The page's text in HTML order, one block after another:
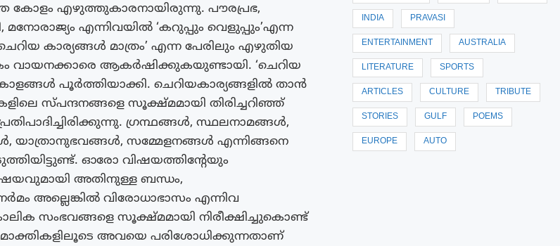
കോളം എഴുത്തുകാരനായിരുന്നു. പൗരപ്രഭ,
എന്നിവയിൽ ‘കറുപ്പും വെളുപ്പും’എന്ന
കാര്യങ്ങൾ മാത്രം’ എന്ന പേരിലും എഴുതിയ
വായനക്കാരെ ആകർഷിക്കുകയുണ്ടായി. ‘ചെറിയ
കോളങ്ങൾ പൂർത്തിയാക്കി. ചെറിയകാര്യങ്ങളിൽ താൻ
സ്പന്ദനങ്ങളെ സൂക്ഷ്മമായി തിരിച്ചറിഞ്ഞ്
ഗ്രന്ഥങ്ങൾ, സ്ഥലനാമങ്ങൾ,
സമ്മേളനങ്ങൾ എന്നിങ്ങനെ
ഓരോ വിഷയത്തിന്റേയും
അതിനുള്ള ബന്ധം,
അല്ലെങ്കിൽ വിരോധാഭാസം എന്നിവ
സംഭവങ്ങളെ സൂക്ഷ്മമായി നിരീക്ഷിച്ചുകൊണ്ട്
അവയെ പരിശോധിക്കുന്നതാണ്
INDIA PRAVASI
ENTERTAINMENT AUSTRALIA
LITERATURE SPORTS
ARTICLES CULTURE TRIBUTE
STORIES GULF POEMS
EUROPE AUTO